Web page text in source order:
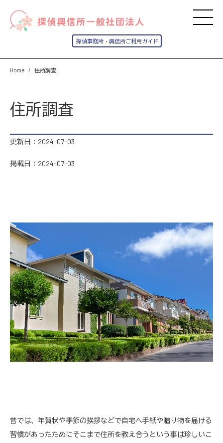
Home 住所調査
住所調査
更新日：2024-07-03
掲載日：2024-07-03
昔では、年賀状や季節の挨拶などで自宅へ手紙や贈り物を届ける
習慣があったためにそこまで住所を教え合うという事は珍しいこ